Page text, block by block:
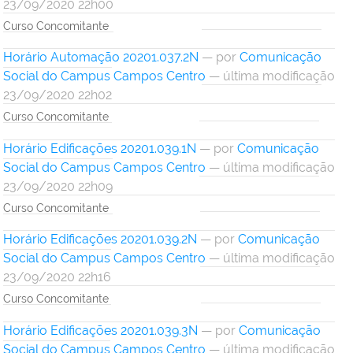
23/09/2020 22h00
Curso Concomitante
Horário Automação 20201.037.2N — por Comunicação
Social do Campus Campos Centro — última modificação
23/09/2020 22h02
Curso Concomitante
Horário Edificações 20201.039.1N — por Comunicação
Social do Campus Campos Centro — última modificação
23/09/2020 22h09
Curso Concomitante
Horário Edificações 20201.039.2N — por Comunicação
Social do Campus Campos Centro — última modificação
23/09/2020 22h16
Curso Concomitante
Horário Edificações 20201.039.3N — por Comunicação
Social do Campus Campos Centro — última modificação